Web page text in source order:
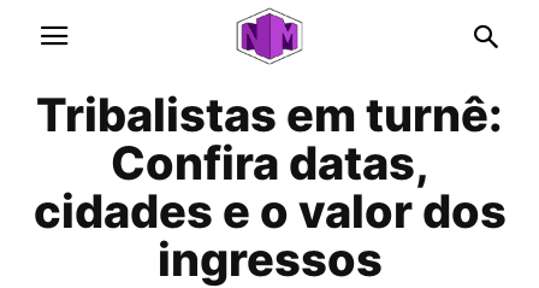
Tribalistas em turnê:
Confira datas,
cidades e o valor dos
ingressos